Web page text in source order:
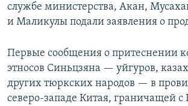
службе министерства, Акан,
и Маликулы подали заявления о
Первые сообщения о притеснении
этносов Синьцзяна — уйгуров,
других тюркских народов — в
северо-западе Китая, граничащей с